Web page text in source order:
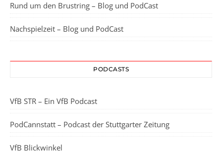
Rund um den Brustring – Blog und PodCast
Nachspielzeit – Blog und PodCast
PODCASTS
VfB STR – Ein VfB Podcast
PodCannstatt – Podcast der Stuttgarter Zeitung
VfB Blickwinkel